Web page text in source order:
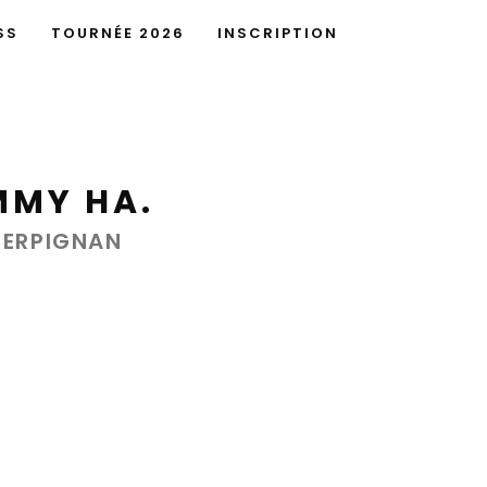
TOURNÉE 2026 INSCRIPTION
HA.